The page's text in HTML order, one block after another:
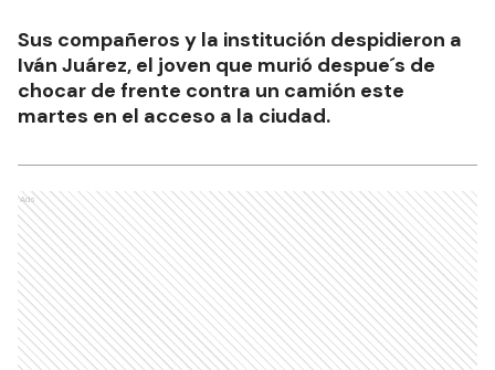
Sus compañeros y la institución despidieron a
Iván Juárez, el joven que murió despue´s de
chocar de frente contra un camión este
martes en el acceso a la ciudad.
Ads